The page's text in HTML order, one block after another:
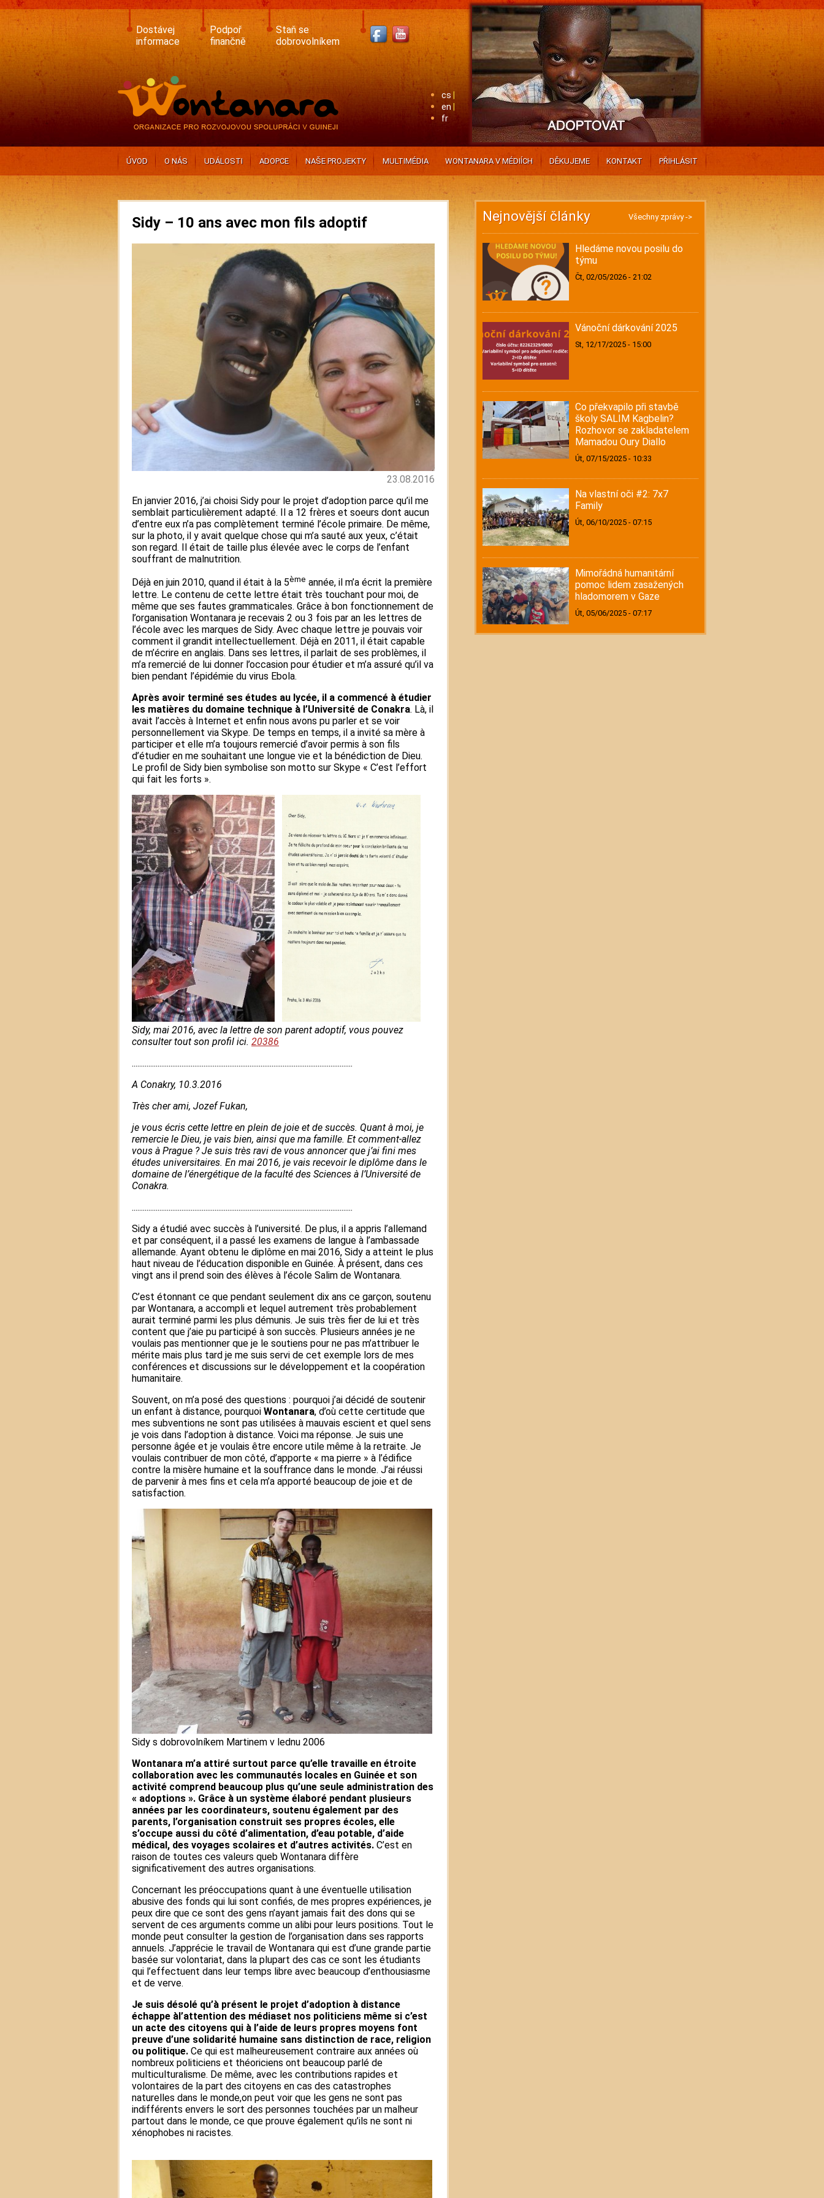
Skip
to
content
Dostávej
informace
Podpoř
finančně
Staň se
dobrovolníkem
cs
en
fr
ÚVOD O NÁS UDÁLOSTI ADOPCE NAŠE PROJEKTY MULTIMÉDIA WONTANARA V MÉDIÍCH DĚKUJEME KONTAKT PŘIHLÁSIT
Sidy – 10 ans avec mon fils adoptif
23.08.2016
En janvier 2016, j’ai choisi Sidy pour le projet d’adoption parce qu’il me
semblait particulièrement adapté. Il a 12 frères et soeurs dont aucun
d’entre eux n’a pas complètement terminé l’école primaire. De même,
sur la photo, il y avait quelque chose qui m’a sauté aux yeux, c’était
son regard. Il était de taille plus élevée avec le corps de l’enfant
souffrant de malnutrition.
Déjà en juin 2010, quand il était à la 5ème année, il m’a écrit la première
lettre. Le contenu de cette lettre était très touchant pour moi, de
même que ses fautes grammaticales. Grâce à bon fonctionnement de
l’organisation Wontanara je recevais 2 ou 3 fois par an les lettres de
l’école avec les marques de Sidy. Avec chaque lettre je pouvais voir
comment il grandit intellectuellement. Déjà en 2011, il était capable
de m’écrire en anglais. Dans ses lettres, il parlait de ses problèmes, il
m’a remercié de lui donner l’occasion pour étudier et m’a assuré qu’il va
bien pendant l’épidémie du virus Ebola.
Après avoir terminé ses études au lycée, il a commencé à étudier
les matières du domaine technique à l’Université de Conakra. Là, il
avait l’accès à Internet et enfin nous avons pu parler et se voir
personnellement via Skype. De temps en temps, il a invité sa mère à
participer et elle m’a toujours remercié d’avoir permis à son fils
d’étudier en me souhaitant une longue vie et la bénédiction de Dieu.
Le profil de Sidy bien symbolise son motto sur Skype « C’est l’effort
qui fait les forts ». ​
Sidy, mai 2016, avec la lettre de son parent adoptif, vous pouvez
consulter tout son profil ici. 20386​
........................................................................................................................
A Conakry, 10.3.2016
Très cher ami, Jozef Fukan,
je vous écris cette lettre en plein de joie et de succès. Quant à moi, je
remercie le Dieu, je vais bien, ainsi que ma famille. Et comment-allez
vous à Prague ? Je suis très ravi de vous annoncer que j’ai fini mes
études universitaires. En mai 2016, je vais recevoir le diplôme dans le
domaine de l’énergétique de la faculté des Sciences à l’Université de
Conakra.
........................................................................................................................
Sidy a étudié avec succès à l’université. De plus, il a appris l’allemand
et par conséquent, il a passé les examens de langue à l’ambassade
allemande. Ayant obtenu le diplôme en mai 2016, Sidy a atteint le plus
haut niveau de l’éducation disponible en Guinée. À présent, dans ces
vingt ans il prend soin des élèves à l’école Salim de Wontanara.
C’est étonnant ce que pendant seulement dix ans ce garçon, soutenu
par Wontanara, a accompli et lequel autrement très probablement
aurait terminé parmi les plus démunis. Je suis très fier de lui et très
content que j’aie pu participé à son succès. Plusieurs années je ne
voulais pas mentionner que je le soutiens pour ne pas m’attribuer le
mérite mais plus tard je me suis servi de cet exemple lors de mes
conférences et discussions sur le développement et la coopération
humanitaire.
Souvent, on m’a posé des questions : pourquoi j’ai décidé de soutenir
un enfant à distance, pourquoi Wontanara, d’où cette certitude que
mes subventions ne sont pas utilisées à mauvais escient et quel sens
je vois dans l’adoption à distance. Voici ma réponse. Je suis une
personne âgée et je voulais être encore utile même à la retraite. Je
voulais contribuer de mon côté, d’apporte « ma pierre » à l’édifice
contre la misère humaine et la souffrance dans le monde. J’ai réussi
de parvenir à mes fins et cela m’a apporté beaucoup de joie et de
satisfaction.
Sidy s dobrovolníkem Martinem v lednu 2006
Wontanara m’a attiré surtout parce qu’elle travaille en étroite
collaboration avec les communautés locales en Guinée et son
activité comprend beaucoup plus qu’une seule administration des
« adoptions ». Grâce à un système élaboré pendant plusieurs
années par les coordinateurs, soutenu également par des
parents, l’organisation construit ses propres écoles, elle
s’occupe aussi du côté d’alimentation, d’eau potable, d’aide
médical, des voyages scolaires et d’autres activités. C’est en
raison de toutes ces valeurs queb Wontanara diffère
significativement des autres organisations.
Concernant les préoccupations quant à une éventuelle utilisation
abusive des fonds qui lui sont confiés, de mes propres expériences, je
peux dire que ce sont des gens n’ayant jamais fait des dons qui se
servent de ces arguments comme un alibi pour leurs positions. Tout le
monde peut consulter la gestion de l’organisation dans ses rapports
annuels. J’apprécie le travail de Wontanara qui est d’une grande partie
basée sur volontariat, dans la plupart des cas ce sont les étudiants
qui l’effectuent dans leur temps libre avec beaucoup d’enthousiasme
et de verve.
Je suis désolé qu’à présent le projet d’adoption à distance
échappe àl’attention des médiaset nos politiciens même si c’est
un acte des citoyens qui à l’aide de leurs propres moyens font
preuve d’une solidarité humaine sans distinction de race, religion
ou politique. Ce qui est malheureusement contraire aux années où
nombreux politiciens et théoriciens ont beaucoup parlé de
multiculturalisme. De même, avec les contributions rapides et
volontaires de la part des citoyens en cas des catastrophes
naturelles dans le monde,on peut voir que les gens ne sont pas
indifférents envers le sort des personnes touchées par un malheur
partout dans le monde, ce que prouve également qu’ils ne sont ni
xénophobes ni racistes.
Nejnovější články Všechny zprávy ->
Hledáme novou posilu do
týmu
Čt, 02/05/2026 - 21:02
Vánoční dárkování 2025
St, 12/17/2025 - 15:00
Co překvapilo při stavbě
školy SALIM Kagbelin?
Rozhovor se zakladatelem
Mamadou Oury Diallo
Út, 07/15/2025 - 10:33
Na vlastní oči #2: 7x7
Family
Út, 06/10/2025 - 07:15
Mimořádná humanitární
pomoc lidem zasažených
hladomorem v Gaze
Út, 05/06/2025 - 07:17